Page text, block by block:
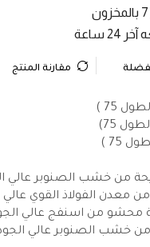
مقارنة المنتج
من خشب الصنوبر عالي
معدن الفولاذ القوي عالي
محشو من اسنفج عالي
خشب الصنوبر عالي